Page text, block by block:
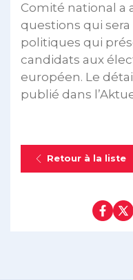
Comité national a
questions qui
politiques qui
candidats aux
européen. Le
publié dans
Retour à la liste